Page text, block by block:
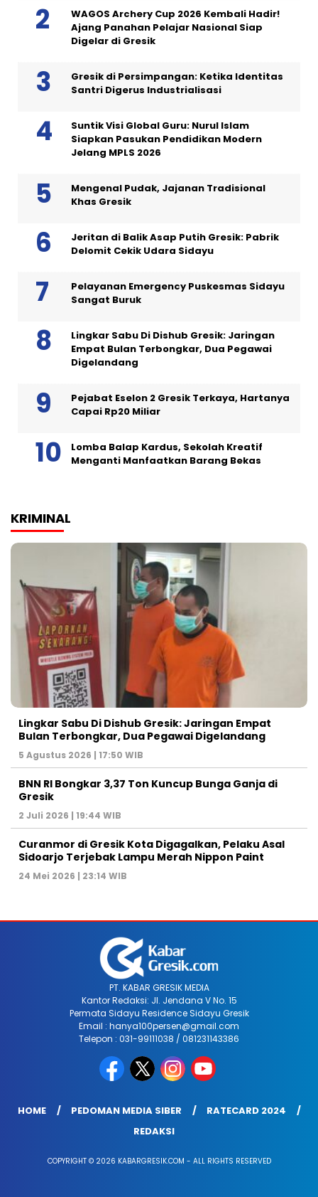
WAGOS Archery Cup 2026 Kembali Hadir!
Ajang Panahan Pelajar Nasional Siap
Digelar di Gresik
Gresik di Persimpangan: Ketika Identitas
Santri Digerus Industrialisasi
Suntik Visi Global Guru: Nurul Islam
Siapkan Pasukan Pendidikan Modern
Jelang MPLS 2026
Mengenal Pudak, Jajanan Tradisional
Khas Gresik
Jeritan di Balik Asap Putih Gresik: Pabrik
Delomit Cekik Udara Sidayu
Pelayanan Emergency Puskesmas Sidayu
Sangat Buruk
Lingkar Sabu Di Dishub Gresik: Jaringan
Empat Bulan Terbongkar, Dua Pegawai
Digelandang
Pejabat Eselon 2 Gresik Terkaya, Hartanya
Capai Rp20 Miliar
Lomba Balap Kardus, Sekolah Kreatif
Menganti Manfaatkan Barang Bekas
KRIMINAL
Lingkar Sabu Di Dishub Gresik: Jaringan Empat
Bulan Terbongkar, Dua Pegawai Digelandang
5 Agustus 2026 | 17:50 WIB
BNN RI Bongkar 3,37 Ton Kuncup Bunga Ganja di
Gresik
2 Juli 2026 | 19:44 WIB
Curanmor di Gresik Kota Digagalkan, Pelaku Asal
Sidoarjo Terjebak Lampu Merah Nippon Paint
24 Mei 2026 | 23:14 WIB
PT. KABAR GRESIK MEDIA
Kantor Redaksi: Jl. Jendana V No. 15
Permata Sidayu Residence Sidayu Gresik
Email : hanya100persen@gmail.com
Telepon : 031-99111038 / 081231143386
HOME PEDOMAN MEDIA SIBER
RATECARD 2024
REDAKSI
COPYRIGHT © 2026 KABARGRESIK.COM - ALL RIGHTS RESERVED